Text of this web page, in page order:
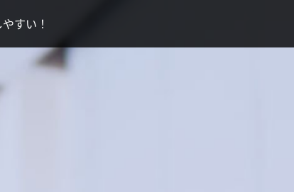
すい！